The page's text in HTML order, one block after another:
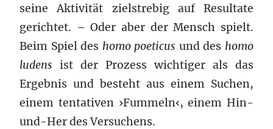
seine Aktivität zielstrebig auf Resultate
gerichtet. – Oder aber der Mensch spielt.
Beim Spiel des homo poeticus und des homo
ludens ist der Prozess wichtiger als das
Ergebnis und besteht aus einem Suchen,
einem tentativen ›Fummeln‹, einem Hin-
und-Her des Versuchens.